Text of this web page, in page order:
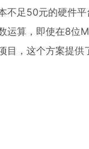
不足50元的硬件
运算，即使在8位
目，这个方案提供